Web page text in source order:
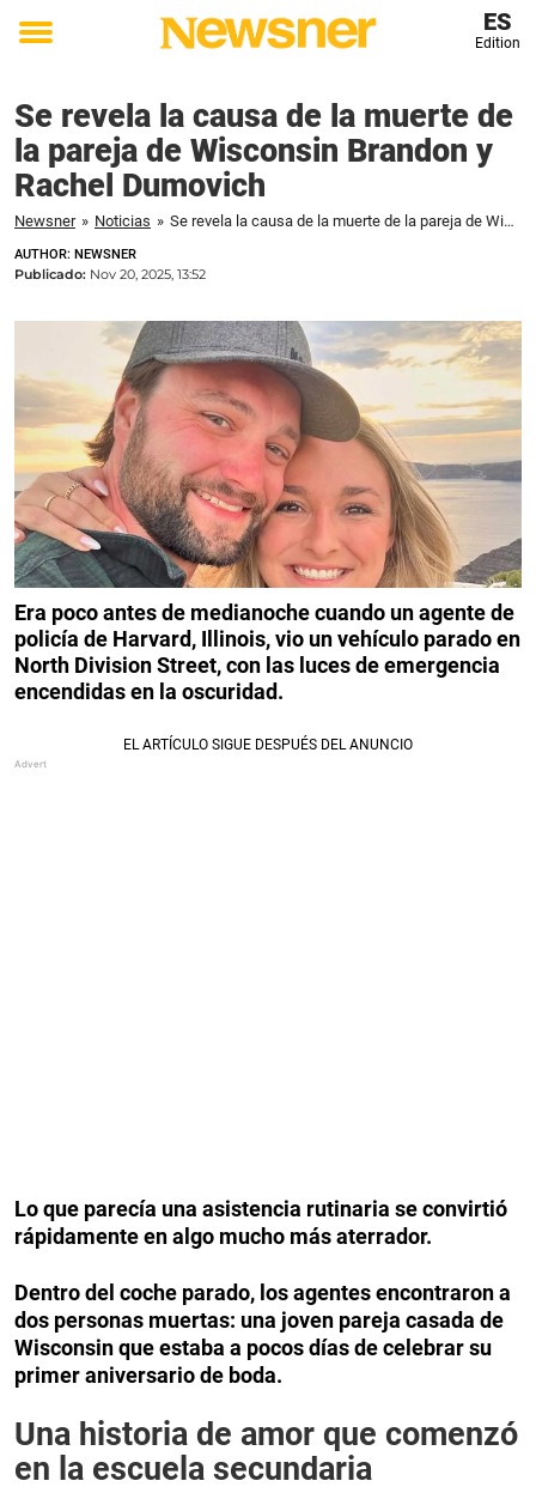
Toggle
ES
Edition
Se revela la causa de la muerte de
la pareja de Wisconsin Brandon y
Rachel Dumovich
Newsner » Noticias » Se revela la causa de la muerte de la pareja de Wisconsin Brandon y Rachel Dumovich
AUTHOR: NEWSNER
Publicado: Nov 20, 2025, 13:52
Era poco antes de medianoche cuando un agente de
policía de Harvard, Illinois, vio un vehículo parado en
North Division Street, con las luces de emergencia
encendidas en la oscuridad.
Lo que parecía una asistencia rutinaria se convirtió
rápidamente en algo mucho más aterrador.
Dentro del coche parado, los agentes encontraron a
dos personas muertas: una joven pareja casada de
Wisconsin que estaba a pocos días de celebrar su
primer aniversario de boda.
Una historia de amor que comenzó
en la escuela secundaria